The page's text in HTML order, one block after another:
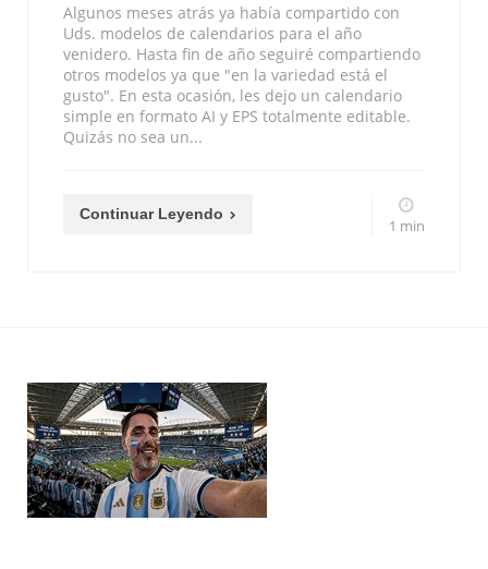
Algunos meses atrás ya había compartido con
Uds. modelos de calendarios para el año
venidero. Hasta fin de año seguiré compartiendo
otros modelos ya que "en la variedad está el
gusto". En esta ocasión, les dejo un calendario
simple en formato AI y EPS totalmente editable.
Quizás no sea un...
Continuar Leyendo
1 min